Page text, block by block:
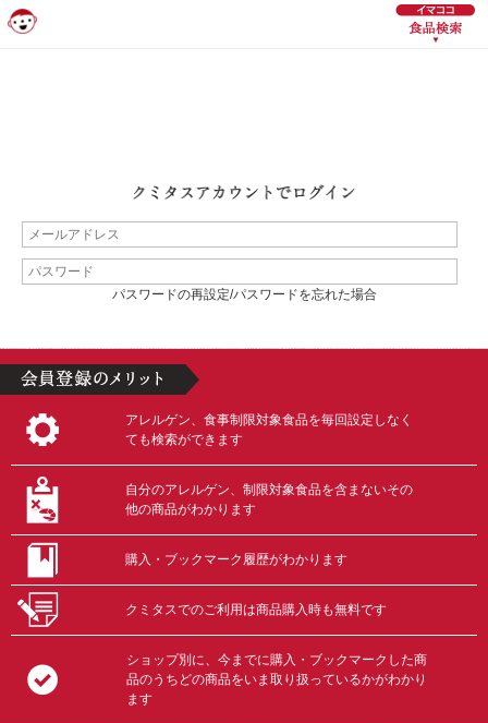
パスワードの再設定/パスワードを忘れた場合
アレルゲン、食事制限対象食品を毎回設定しなく
ても検索ができます
自分のアレルゲン、制限対象食品を含まないその
他の商品がわかります
購入・ブックマーク履歴がわかります
クミタスでのご利用は商品購入時も無料です
ショップ別に、今までに購入・ブックマークした商
品のうちどの商品をいま取り扱っているかがわかり
ます